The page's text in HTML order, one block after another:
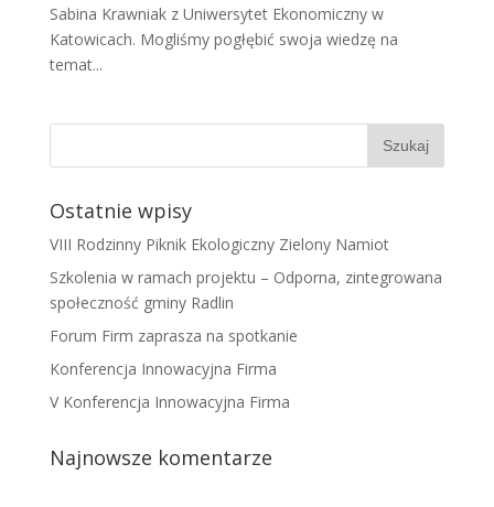
Sabina Krawniak z Uniwersytet Ekonomiczny w
Katowicach. Mogliśmy pogłębić swoja wiedzę na
temat...
Ostatnie wpisy
VIII Rodzinny Piknik Ekologiczny Zielony Namiot
Szkolenia w ramach projektu – Odporna, zintegrowana
społeczność gminy Radlin
Forum Firm zaprasza na spotkanie
Konferencja Innowacyjna Firma
V Konferencja Innowacyjna Firma
Najnowsze komentarze